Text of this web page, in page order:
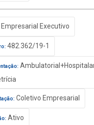
Empresarial Executivo
482.362/19-1
Coletivo Empresarial
Ativo